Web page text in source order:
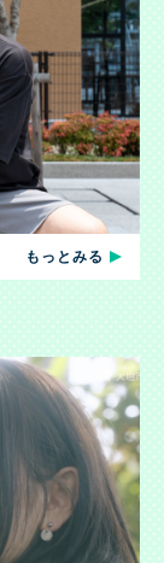
もっとみる